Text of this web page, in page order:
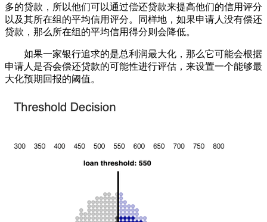
多的贷款，所以他们可以通过偿还贷款来提高他们的信用评分
以及其所在组的平均信用评分。同样地，如果申请人没有偿还
贷款，那么所在组的平均信用得分则会降低。
如果一家银行追求的是总利润最大化，那么它可能会根据
申请人是否会偿还贷款的可能性进行评估，来设置一个能够最
大化预期回报的阈值。